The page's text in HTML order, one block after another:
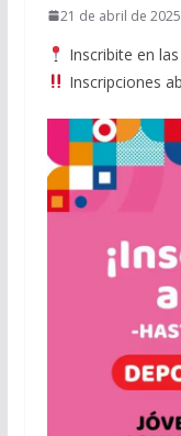
21 de abril de 2025
Inscribite en
Inscripciones